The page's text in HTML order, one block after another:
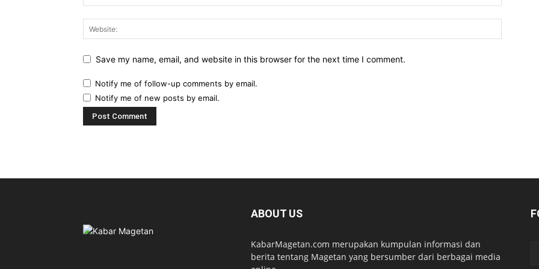
Save my name, email, and website in this browser for the next time I comment.
Notify me of follow-up comments by email.
Notify me of new posts by email.
ABOUT US
KabarMagetan.com merupakan kumpulan informasi dan
berita tentang Magetan yang bersumber dari berbagai media